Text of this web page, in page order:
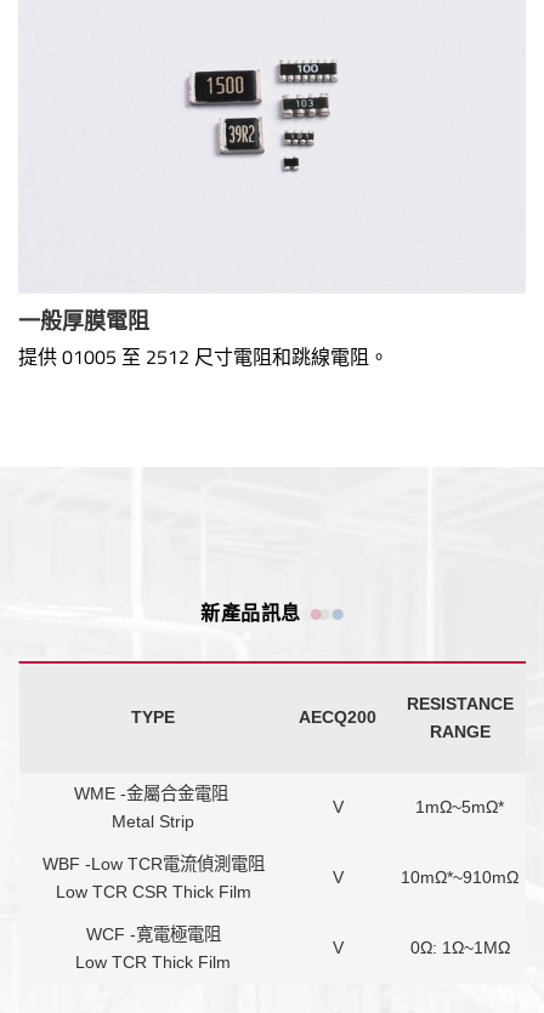
一般厚膜電阻
提供 01005 至 2512 尺寸電阻和跳線電阻。
新產品訊息
TYPE AECQ200
RESISTANCE
RANGE
WME -金屬合金電阻
Metal Strip
V 1mΩ~5mΩ*
WBF -Low TCR電流偵測電阻
Low TCR CSR Thick Film
V 10mΩ*~910mΩ
WCF -寛電極電阻
Low TCR Thick Film
V 0Ω: 1Ω~1MΩ